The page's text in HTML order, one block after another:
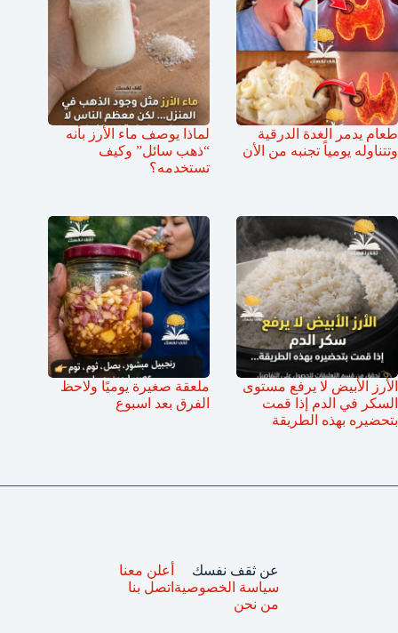
طعام يدمر الغدة الدرقية
وتتناوله يومياً تجنبه من الأن
لماذا يوصف ماء الأرز بأنه
“ذهب سائل” وكيف
تستخدمه؟
الأرز الأبيض لا يرفع مستوى
السكر في الدم إذا قمت
بتحضيره بهذه الطريقة
ملعقة صغيرة يوميًا ولاحظ
الفرق بعد اسبوع
عن ثقف نفسك
سياسة الخصوصية
من نحن
أعلن معنا
اتصل بنا